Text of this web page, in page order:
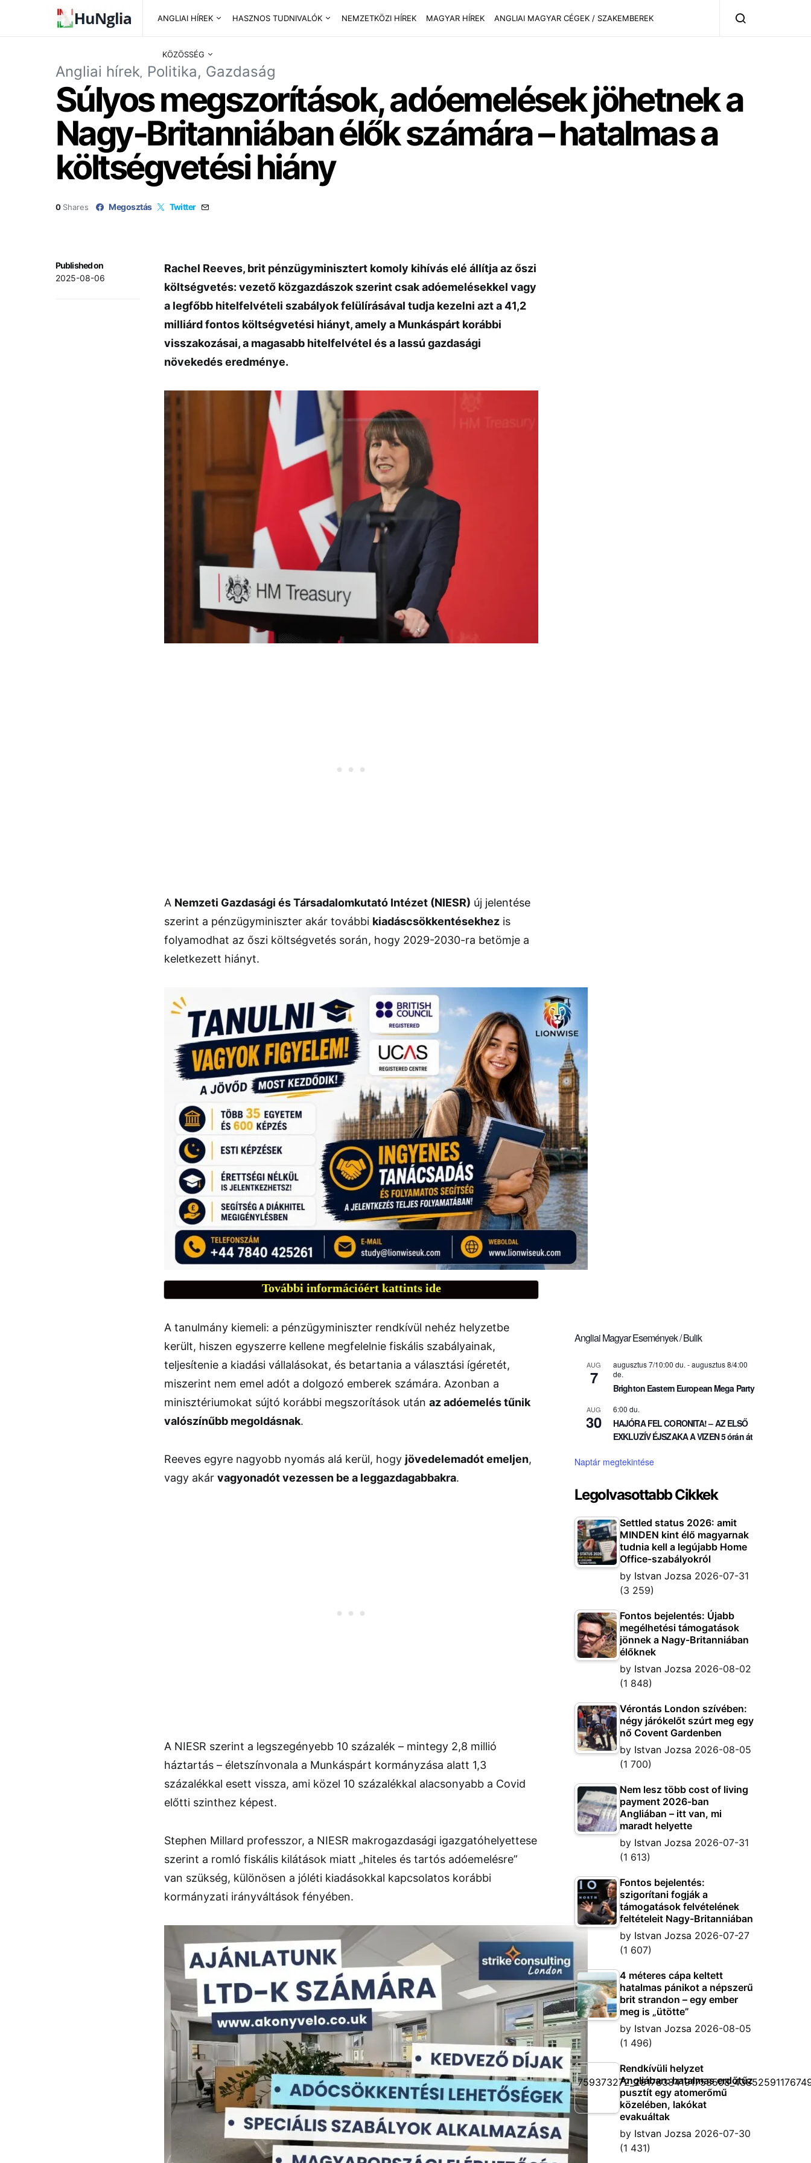
ANGLIAI HÍREK HASZNOS TUDNIVALÓK NEMZETKÖZI HÍREK MAGYAR HÍREK ANGLIAI MAGYAR CÉGEK / SZAKEMBEREK
KÖZÖSSÉG
Angliai hírek Politika, Gazdaság
Súlyos megszorítások, adóemelések jöhetnek a
Nagy-Britanniában élők számára – hatalmas a
költségvetési hiány
0 Shares Megosztás Twitter
Published on
2025-08-06
Rachel Reeves, brit pénzügyminisztert komoly kihívás elé állítja az őszi
költségvetés: vezető közgazdászok szerint csak adóemelésekkel vagy
a legfőbb hitelfelvételi szabályok felülírásával tudja kezelni azt a 41,2
milliárd fontos költségvetési hiányt, amely a Munkáspárt korábbi
visszakozásai, a magasabb hitelfelvétel és a lassú gazdasági
növekedés eredménye.
A Nemzeti Gazdasági és Társadalomkutató Intézet (NIESR) új jelentése
szerint a pénzügyminiszter akár további kiadáscsökkentésekhez is
folyamodhat az őszi költségvetés során, hogy 2029-2030-ra betömje a
keletkezett hiányt.
További információért kattints ide
A tanulmány kiemeli: a pénzügyminiszter rendkívül nehéz helyzetbe
került, hiszen egyszerre kellene megfelelnie fiskális szabályainak,
teljesítenie a kiadási vállalásokat, és betartania a választási ígéretét,
miszerint nem emel adót a dolgozó emberek számára. Azonban a
minisztériumokat sújtó korábbi megszorítások után az adóemelés tűnik
valószínűbb megoldásnak.
Reeves egyre nagyobb nyomás alá kerül, hogy jövedelemadót emeljen,
vagy akár vagyonadót vezessen be a leggazdagabbakra.
A NIESR szerint a legszegényebb 10 százalék – mintegy 2,8 millió
háztartás – életszínvonala a Munkáspárt kormányzása alatt 1,3
százalékkal esett vissza, ami közel 10 százalékkal alacsonyabb a Covid
előtti szinthez képest.
Stephen Millard professzor, a NIESR makrogazdasági igazgatóhelyettese
szerint a romló fiskális kilátások miatt „hiteles és tartós adóemelésre”
van szükség, különösen a jóléti kiadásokkal kapcsolatos korábbi
kormányzati irányváltások fényében.
Angliai Magyar Események / Bulik
AUG
7
augusztus 7/10:00 du. -augusztus 8/4:00
de.
Brighton Eastern European Mega Party
AUG
30
6:00 du.
HAJÓRA FEL CORONITA! – AZ ELSŐ
EXKLUZÍV ÉJSZAKA A VIZEN 5 órán át
Naptár megtekintése
Legolvasottabb Cikkek
Settled status 2026: amit
MINDEN kint élő magyarnak
tudnia kell a legújabb Home
Office-szabályokról
by Istvan Jozsa 2026-07-31
(3 259)
Fontos bejelentés: Újabb
megélhetési támogatások
jönnek a Nagy-Britanniában
élőknek
by Istvan Jozsa 2026-08-02
(1 848)
Vérontás London szívében:
négy járókelőt szúrt meg egy
nő Covent Gardenben
by Istvan Jozsa 2026-08-05
(1 700)
Nem lesz több cost of living
payment 2026-ban
Angliában – itt van, mi
maradt helyette
by Istvan Jozsa 2026-07-31
(1 613)
Fontos bejelentés:
szigorítani fogják a
támogatások felvételének
feltételeit Nagy-Britanniában
by Istvan Jozsa 2026-07-27
(1 607)
4 méteres cápa keltett
hatalmas pánikot a népszerű
brit strandon – egy ember
meg is „ütötte”
by Istvan Jozsa 2026-08-05
(1 496)
Rendkívüli helyzet
Angliában: hatalmas erdőtűz
pusztít egy atomerőmű
közelében, lakókat
evakuáltak
by Istvan Jozsa 2026-07-30
(1 431)